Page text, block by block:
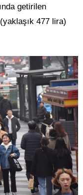
getirilen
477 lira)